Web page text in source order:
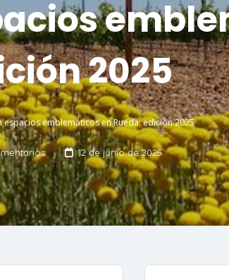
2025
espacios emblemáticos en Rueda: edición 2025
12 de junio de 2025